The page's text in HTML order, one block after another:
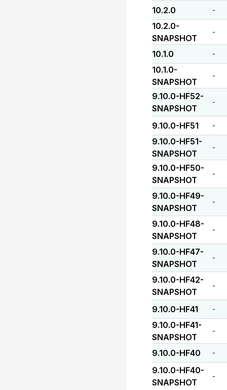
10.2.0 -
10.2.0-
SNAPSHOT
-
10.1.0 -
10.1.0-
SNAPSHOT
-
9.10.0-HF52-
SNAPSHOT
-
9.10.0-HF51 -
9.10.0-HF51-
SNAPSHOT
-
9.10.0-HF50-
SNAPSHOT
-
9.10.0-HF49-
SNAPSHOT
-
9.10.0-HF48-
SNAPSHOT
-
9.10.0-HF47-
SNAPSHOT
-
9.10.0-HF42-
SNAPSHOT
-
9.10.0-HF41 -
9.10.0-HF41-
SNAPSHOT
-
9.10.0-HF40 -
9.10.0-HF40-
SNAPSHOT
-